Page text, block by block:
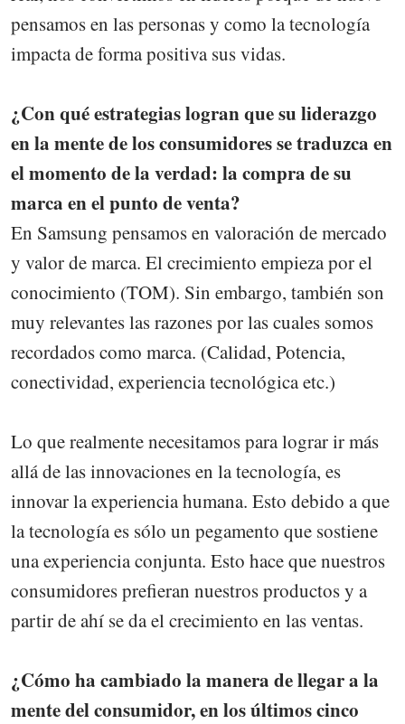
pensamos en las personas y como la tecnología
impacta de forma positiva sus vidas.
¿Con qué estrategias logran que su liderazgo
en la mente de los consumidores se traduzca en
el momento de la verdad: la compra de su
marca en el punto de venta?
En Samsung pensamos en valoración de mercado
y valor de marca. El crecimiento empieza por el
conocimiento (TOM). Sin embargo, también son
muy relevantes las razones por las cuales somos
recordados como marca. (Calidad, Potencia,
conectividad, experiencia tecnológica etc.)
Lo que realmente necesitamos para lograr ir más
allá de las innovaciones en la tecnología, es
innovar la experiencia humana. Esto debido a que
la tecnología es sólo un pegamento que sostiene
una experiencia conjunta. Esto hace que nuestros
consumidores prefieran nuestros productos y a
partir de ahí se da el crecimiento en las ventas.
¿Cómo ha cambiado la manera de llegar a la
mente del consumidor, en los últimos cinco